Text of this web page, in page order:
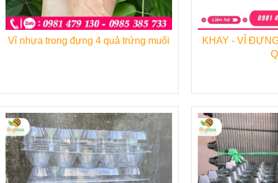
Hộp giấy đựng trứng dài 29cm
Vỉ nhựa trong đựng 4 quả trứng muối
KHAY - VỈ